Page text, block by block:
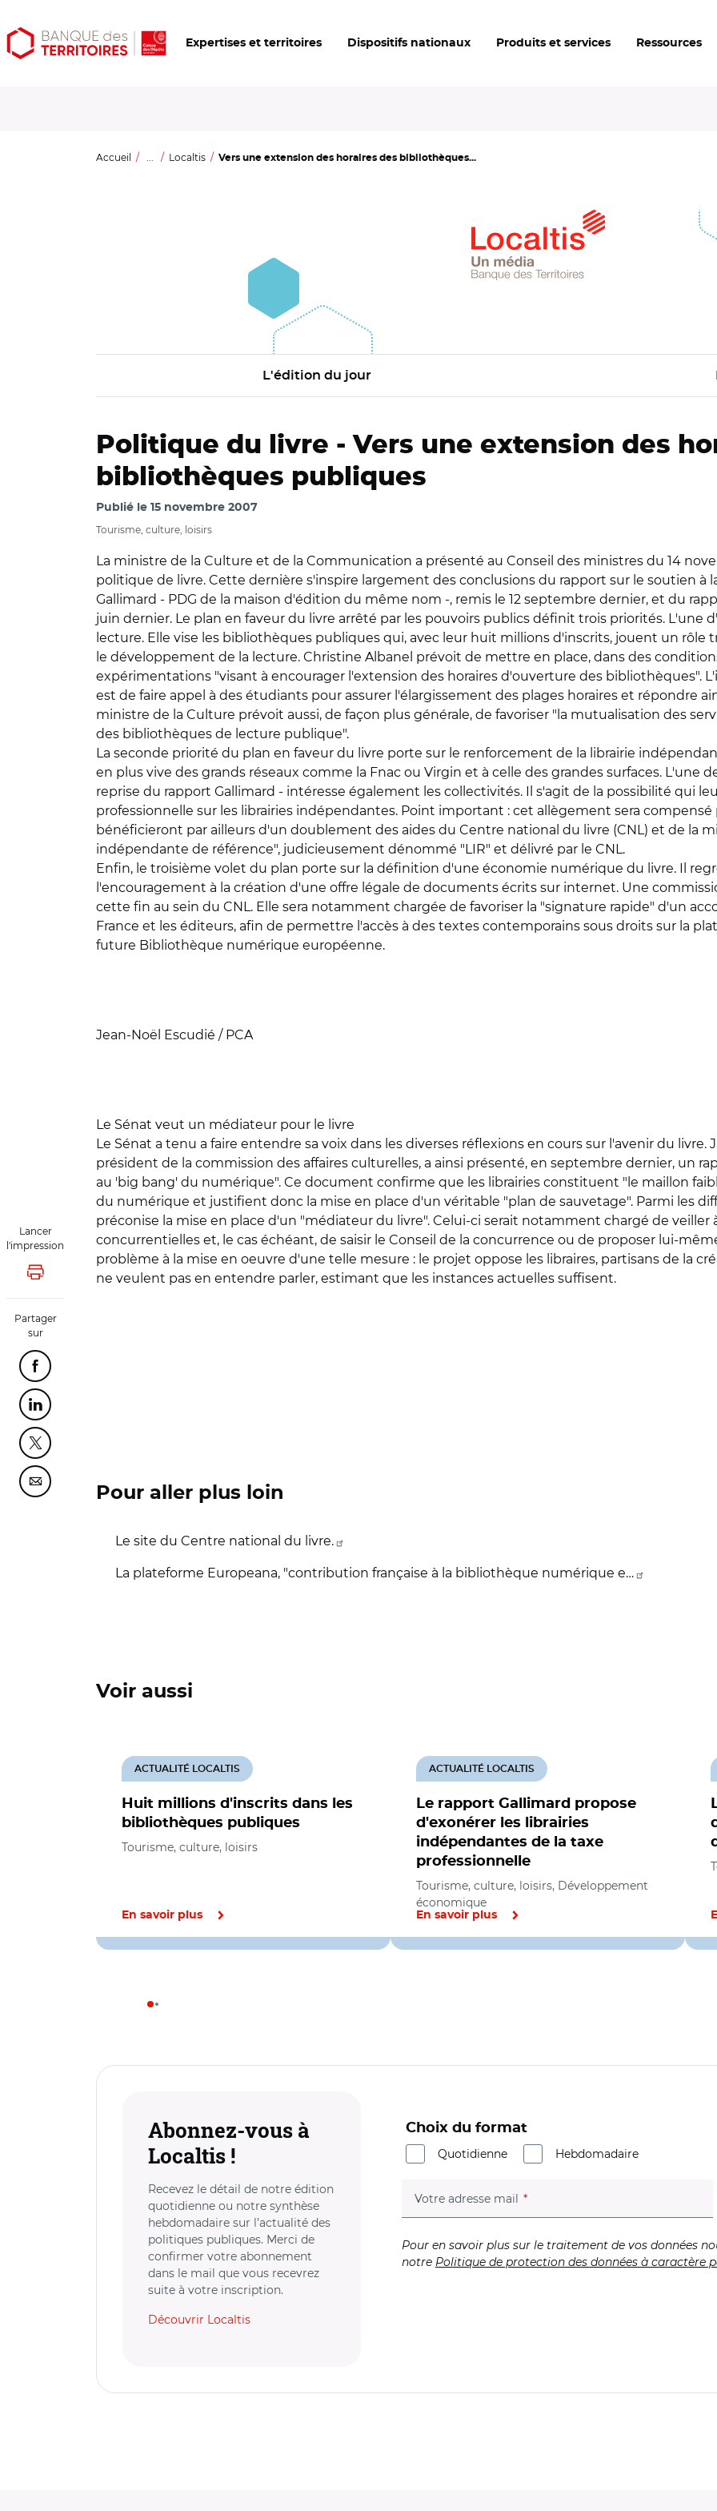
Aller
au
Aller
au
Ouvrir
les
Expertises et territoires Dispositifs nationaux Produits et services Ressources
Accueil ... Localtis Vers une extension des horaires des bibliothèques...
L'édition du jour
Lancer
l'impression
Lancer l'impression
Partager
sur
Partager cette page sur Facebook
Partager cette page sur Linkedin
Partager cette page sur Twitter
Partager cette page sur Courriel
Politique du livre - Vers une extension des
bibliothèques publiques
Publié le 15 novembre 2007
Tourisme, culture, loisirs
La ministre de la Culture et de la Communication a présenté au Conseil des ministres du 14
politique de livre. Cette dernière s'inspire largement des conclusions du rapport sur le soutien à
Gallimard - PDG de la maison d'édition du même nom -, remis le 12 septembre dernier, et du
juin dernier. Le plan en faveur du livre arrêté par les pouvoirs publics définit trois priorités. L'une
lecture. Elle vise les bibliothèques publiques qui, avec leur huit millions d'inscrits, jouent un rôle
le développement de la lecture. Christine Albanel prévoit de mettre en place, dans des
expérimentations "visant à encourager l'extension des horaires d'ouverture des bibliothèques".
est de faire appel à des étudiants pour assurer l'élargissement des plages horaires et répondre
ministre de la Culture prévoit aussi, de façon plus générale, de favoriser "la mutualisation des
des bibliothèques de lecture publique".
La seconde priorité du plan en faveur du livre porte sur le renforcement de la librairie
en plus vive des grands réseaux comme la Fnac ou Virgin et à celle des grandes surfaces. L'une
reprise du rapport Gallimard - intéresse également les collectivités. Il s'agit de la possibilité qui
professionnelle sur les librairies indépendantes. Point important : cet allègement sera
bénéficieront par ailleurs d'un doublement des aides du Centre national du livre (CNL) et de la
indépendante de référence", judicieusement dénommé "LIR" et délivré par le CNL.
Enfin, le troisième volet du plan porte sur la définition d'une économie numérique du livre. Il
l'encouragement à la création d'une offre légale de documents écrits sur internet. Une
cette fin au sein du CNL. Elle sera notamment chargée de favoriser la "signature rapide" d'un
France et les éditeurs, afin de permettre l'accès à des textes contemporains sous droits sur la
future Bibliothèque numérique européenne.
Jean-Noël Escudié / PCA
Le Sénat veut un médiateur pour le livre
Le Sénat a tenu a faire entendre sa voix dans les diverses réflexions en cours sur l'avenir du livre.
président de la commission des affaires culturelles, a ainsi présenté, en septembre dernier, un
au 'big bang' du numérique". Ce document confirme que les librairies constituent "le maillon
du numérique et justifient donc la mise en place d'un véritable "plan de sauvetage". Parmi les
préconise la mise en place d'un "médiateur du livre". Celui-ci serait notamment chargé de
concurrentielles et, le cas échéant, de saisir le Conseil de la concurrence ou de proposer lui-
problème à la mise en oeuvre d'une telle mesure : le projet oppose les libraires, partisans de la
ne veulent pas en entendre parler, estimant que les instances actuelles suffisent.
Pour aller plus loin
Le site du Centre national du livre.
La plateforme Europeana, "contribution française à la bibliothèque numérique e…
Voir aussi
Huit millions d'inscrits dans les
bibliothèques publiques
ACTUALITÉ LOCALTIS
Tourisme, culture, loisirs
En savoir plus
Le rapport Gallimard propose
d'exonérer les librairies
indépendantes de la taxe
professionnelle
ACTUALITÉ LOCALTIS
Tourisme, culture, loisirs, Développement
économique
En savoir plus
Abonnez-vous à
Localtis !
Recevez le détail de notre édition
quotidienne ou notre synthèse
hebdomadaire sur l’actualité des
politiques publiques. Merci de
confirmer votre abonnement
dans le mail que vous recevrez
suite à votre inscription.
Découvrir Localtis
Choix du format
Quotidienne
Hebdomadaire
Votre adresse mail (champ obligatoire)
Pour en savoir plus sur le traitement de vos données
notre Politique de protection des données à caractère